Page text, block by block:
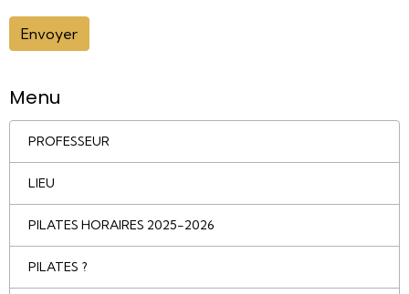
Envoyer
Menu
PROFESSEUR
LIEU
PILATES HORAIRES 2025-2026
PILATES ?